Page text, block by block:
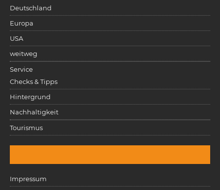
Deutschland
Europa
USA
weitweg
Service
Checks & Tipps
Hintergrund
Nachhaltigkeit
Tourismus
Impressum